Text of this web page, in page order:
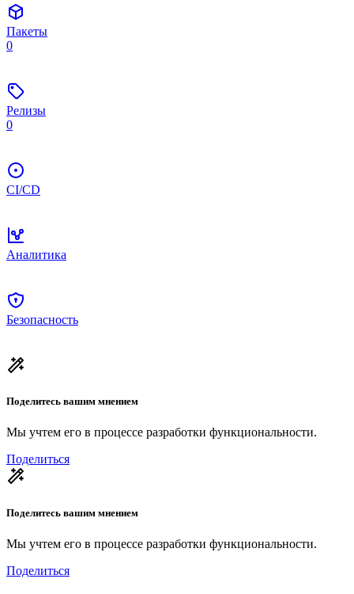
Пакеты
0
Релизы
0
CI/CD
Аналитика
Безопасность
Поделитесь вашим мнением
Мы учтем его в процессе разработки функциональности.
Поделиться
Поделитесь вашим мнением
Мы учтем его в процессе разработки функциональности.
Поделиться